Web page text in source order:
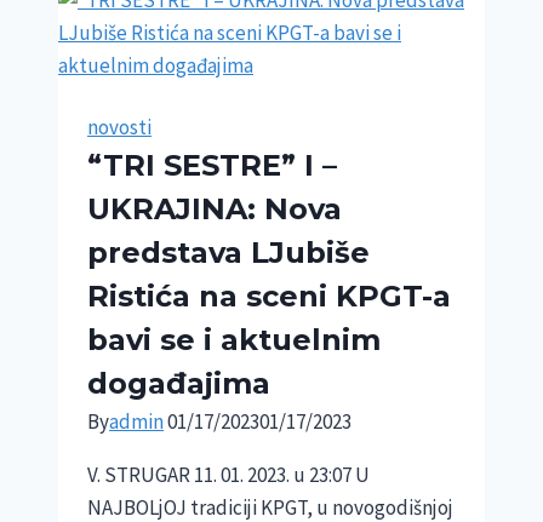
Lane
Gutović
novosti
“TRI SESTRE” I –
UKRAJINA: Nova
predstava LJubiše
Ristića na sceni KPGT-a
bavi se i aktuelnim
događajima
Byadmin01/17/202301/17/2023
V. STRUGAR 11. 01. 2023. u 23:07 U
NAJBOLjOJ tradiciji KPGT, u novogodišnjoj